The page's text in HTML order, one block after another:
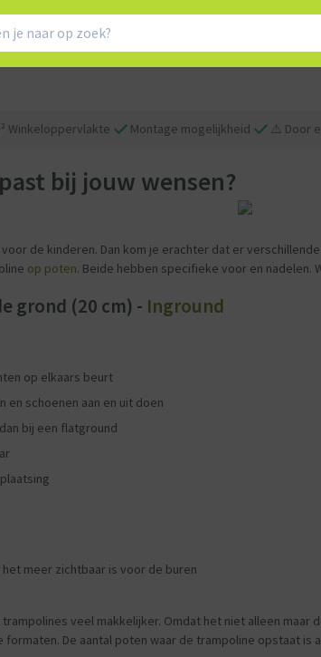
Winkeloppervlakte Montage mogelijkheid ⚠️ Door
bij jouw wensen?
de kinderen. Dan kom je erachter dat er
op poten. Beide hebben specifieke voor en nadelen.
grond (20 cm) - Inground
op elkaars beurt
en schoenen aan en uit doen
bij een flatground
meer zichtbaar is voor de buren
veel makkelijker. Omdat het niet alleen
formaten. De aantal poten waar de trampoline opstaat is